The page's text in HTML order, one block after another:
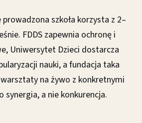
szkoła korzysta z 2–
FDDS zapewnia ochronę i
Uniwersytet Dzieci dostarcza
nauki, a fundacja taka
na żywo z konkretnymi
synergia, a nie konkurencja.